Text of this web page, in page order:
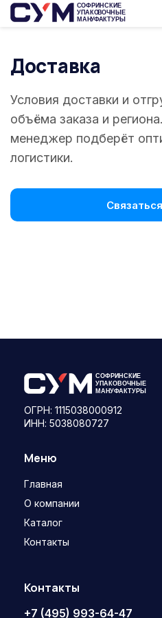
Доставка
Условия доставки и
объёма заказа и
менеджер подберёт
логистики.
ОГРН: 1115038000912
ИНН: 5038080727
Меню
Главная
О компании
Каталог
Контакты
Контакты
+7 (495) 993-64-47